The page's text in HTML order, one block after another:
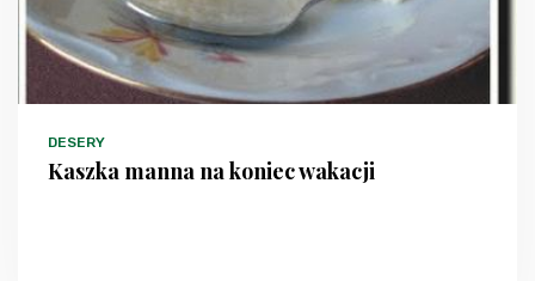
DESERY
Kaszka manna na koniec wakacji